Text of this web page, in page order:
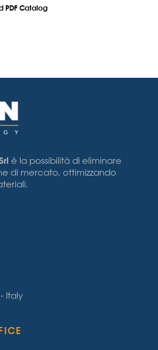
PDF Catalog
è la possibilità di eliminare
di mercato, ottimizzando
Italy